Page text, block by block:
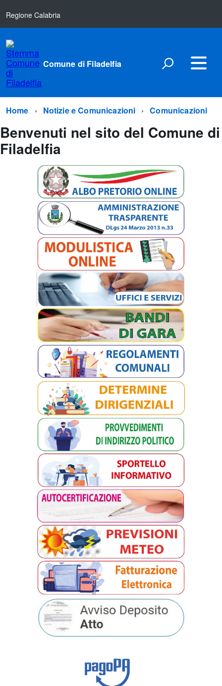
Regione Calabria
Comune di Filadelfia
Home Notizie e Comunicazioni Comunicazioni
Benvenuti nel sito del Comune di
Filadelfia